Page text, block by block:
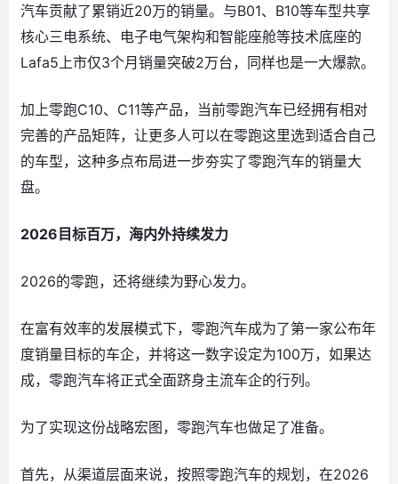
汽车贡献了累销近20万的销量。与B01、B10等车型共享
核心三电系统、电子电气架构和智能座舱等技术底座的
Lafa5上市仅3个月销量突破2万台，同样也是一大爆款。
加上零跑C10、C11等产品，当前零跑汽车已经拥有相对
完善的产品矩阵，让更多人可以在零跑这里选到适合自己
的车型，这种多点布局进一步夯实了零跑汽车的销量大
盘。
2026目标百万，海内外持续发力
2026的零跑，还将继续为野心发力。
在富有效率的发展模式下，零跑汽车成为了第一家公布年
度销量目标的车企，并将这一数字设定为100万，如果达
成，零跑汽车将正式全面跻身主流车企的行列。
为了实现这份战略宏图，零跑汽车也做足了准备。
首先，从渠道层面来说，按照零跑汽车的规划，在2026